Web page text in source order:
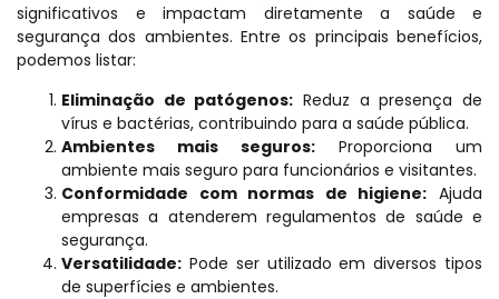
significativos e impactam diretamente a saúde e
segurança dos ambientes. Entre os principais benefícios,
podemos listar:
Eliminação de patógenos: Reduz a presença de
vírus e bactérias, contribuindo para a saúde pública.
Ambientes mais seguros: Proporciona um
ambiente mais seguro para funcionários e visitantes.
Conformidade com normas de higiene: Ajuda
empresas a atenderem regulamentos de saúde e
segurança.
Versatilidade: Pode ser utilizado em diversos tipos
de superfícies e ambientes.